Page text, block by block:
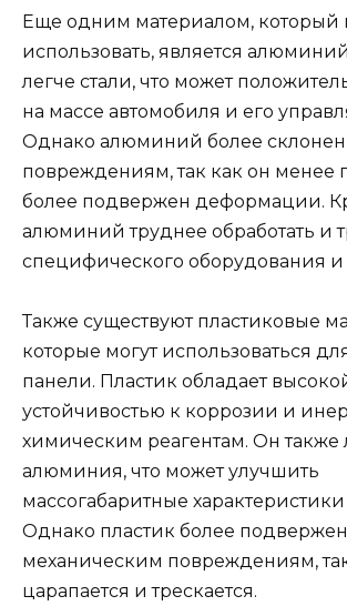
Еще одним материалом, который
использовать, является
легче стали, что может
на массе автомобиля и его
Однако алюминий более склонен
повреждениям, так как он менее
более подвержен деформации.
алюминий труднее обработать и
специфического оборудования и
Также существуют пластиковые
которые могут использоваться
панели. Пластик обладает
устойчивостью к коррозии и
химическим реагентам. Он также
алюминия, что может улучшить
массогабаритные
Однако пластик более подвержен
механическим повреждениям,
царапается и трескается.